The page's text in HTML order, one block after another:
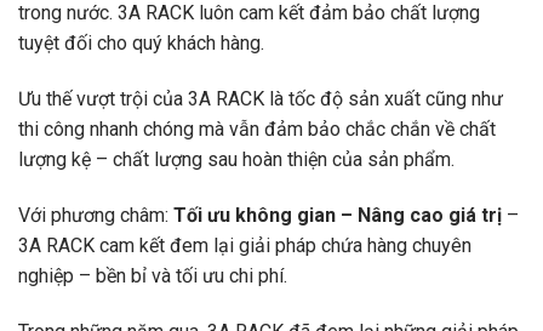
trong nước. 3A RACK luôn cam kết đảm bảo chất lượng
tuyệt đối cho quý khách hàng.
Ưu thế vượt trội của 3A RACK là tốc độ sản xuất cũng như
thi công nhanh chóng mà vẫn đảm bảo chắc chắn về chất
lượng kệ – chất lượng sau hoàn thiện của sản phẩm.
Với phương châm: Tối ưu không gian – Nâng cao giá trị –
3A RACK cam kết đem lại giải pháp chứa hàng chuyên
nghiệp – bền bỉ và tối ưu chi phí.